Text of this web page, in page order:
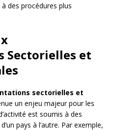
des procédures plus
Sectorielles et
sectorielles et
un enjeu majeur pour les
est soumis à des
pays à l’autre. Par exemple,